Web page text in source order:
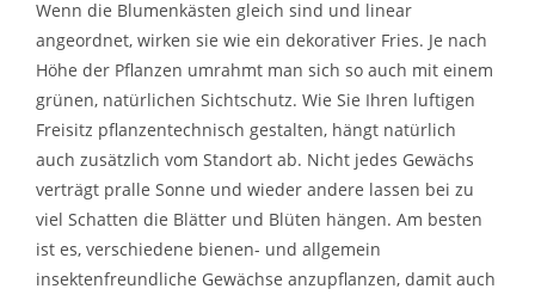
Wenn die Blumenkästen gleich sind und linear
angeordnet, wirken sie wie ein dekorativer Fries. Je nach
Höhe der Pflanzen umrahmt man sich so auch mit einem
grünen, natürlichen Sichtschutz. Wie Sie Ihren luftigen
Freisitz pflanzentechnisch gestalten, hängt natürlich
auch zusätzlich vom Standort ab. Nicht jedes Gewächs
verträgt pralle Sonne und wieder andere lassen bei zu
viel Schatten die Blätter und Blüten hängen. Am besten
ist es, verschiedene bienen- und allgemein
insektenfreundliche Gewächse anzupflanzen, damit auch